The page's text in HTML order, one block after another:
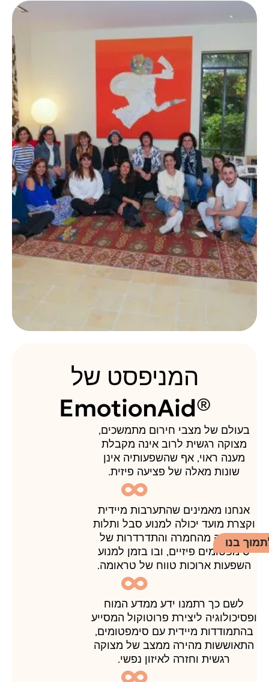
המניפסט של
®EmotionAid
בעולם של מצבי חירום מתמשכים,
מצוקה רגשית לרוב אינה מקבלת
מענה ראוי, אף שהשפעותיה אינן
שונות מאלה של פציעה פיזית.
אנחנו מאמינים שהתערבות מיידית
וקצרת מועד יכולה למנוע סבל ותלות
כתוצאה מהחמרה והתדרדרות של
סימפטומים פיזיים, ובו בזמן למנוע
השפעות ארוכות טווח של טראומה.
לשם כך רתמנו ידע ממדע המוח
ופסיכולוגיה ליצירת פרוטוקול המסייע
בהתמודדות מיידית עם סימפטומים,
התאוששות מהירה ממצב של מצוקה
רגשית וחזרה לאיזון נפשי.
בנו